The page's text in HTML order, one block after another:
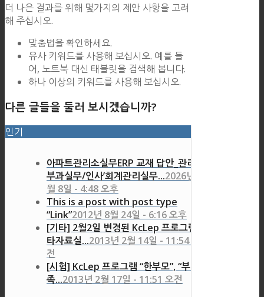
더 나은 결과를 위해 몇가지의 제안 사항을 고려
해 주십시오.
맞춤법을 확인하세요.
유사 키워드를 사용해 보십시오. 예를 들
어, 노트북 대신 태블릿을 검색해 봅니다.
하나 이상의 키워드를 사용해 보십시오.
다른 글들을 둘러 보시겠습니까?
인기
아파트관리소실무ERP 교재 답안_관리비
부과실무/인사’회계관리실무...2026년 7
월 8일 - 4:48 오후
This is a post with post type
“Link”2012년 8월 24일 - 6:16 오후
[기타] 2월2일 변경된 KcLep 프로그램 기
타자료실...2013년 2월 14일 - 11:54 오
전
[시험] KcLep 프로그램 “한부모”, “부양가
족...2013년 2월 17일 - 11:51 오전